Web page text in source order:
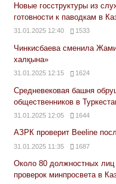
Новые госструктуры из
готовности к паводкам в
31.01.2025 12:40 1533
Чинкисбаева сменила
халқына»
31.01.2025 12:15 1624
Средневековая башня
общественников в
31.01.2025 12:05 1644
АЗРК проверит Beeline
31.01.2025 11:35 1687
Около 80 должностных лиц
проверок минпросвета в